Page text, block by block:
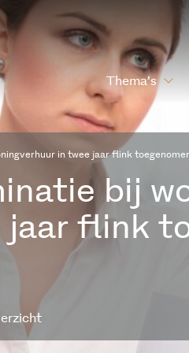
Thema’s
in twee jaar flink
bij
jaar flink